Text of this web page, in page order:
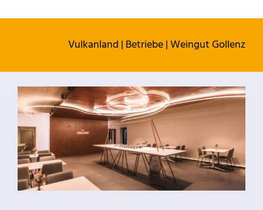
Vulkanland | Betriebe|Weingut Gollenz